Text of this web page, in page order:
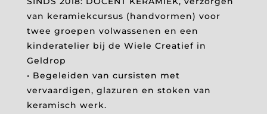
van keramiekcursus (handvormen) voor
twee groepen volwassenen en een
kinderatelier bij de Wiele Creatief in
Geldrop
• Begeleiden van cursisten met
vervaardigen, glazuren en stoken van
keramisch werk.